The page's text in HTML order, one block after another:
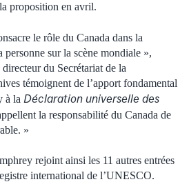
proposition en avril.
le rôle du Canada dans la
sur la scène mondiale »,
du Secrétariat de la
témoignent de l’apport fondamental
à la Déclaration universelle des
la responsabilité du Canada de
»
rejoint ainsi les 11 autres entrées
international de l’UNESCO.